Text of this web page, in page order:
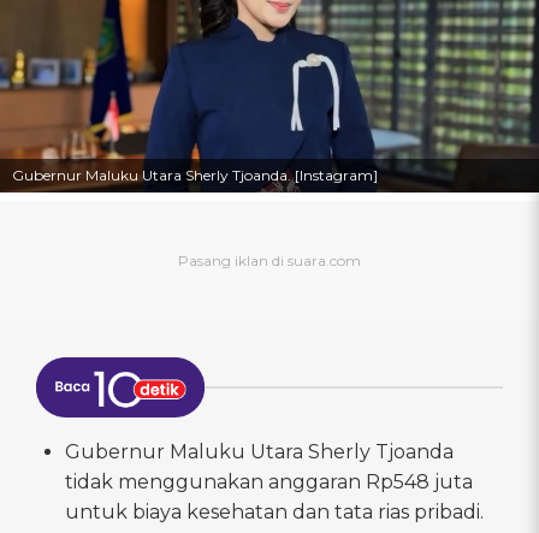
Gubernur Maluku Utara Sherly Tjoanda. [Instagram]
Gubernur Maluku Utara Sherly Tjoanda
tidak menggunakan anggaran Rp548 juta
untuk biaya kesehatan dan tata rias pribadi.